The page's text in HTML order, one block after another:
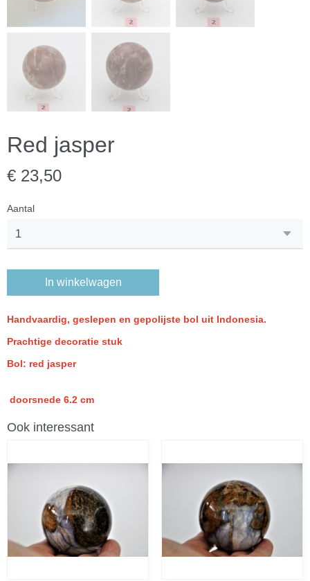
Red jasper
€ 23,50
Aantal
In winkelwagen
Handvaardig, geslepen en gepolijste bol uit Indonesia.
Prachtige decoratie stuk
Bol: red jasper
doorsnede 6.2 cm
Ook interessant